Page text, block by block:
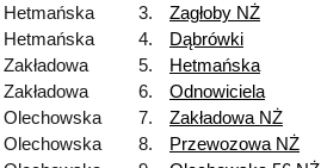
Hetmańska
3. Zagłoby NŻ
Hetmańska
4. Dąbrówki
Zakładowa
5. Hetmańska
Zakładowa
6. Odnowiciela
Olechowska
7. Zakładowa NŻ
Olechowska
8.
Przewozowa NŻ